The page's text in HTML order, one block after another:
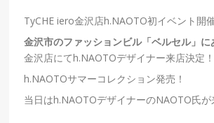
TyCHE iero金沢店h.NAOTO初イベント開
金沢市のファッションビル「ベルセル」に
金沢店にてh.NAOTOデザイナー来店決定！
h.NAOTOサマーコレクション発売！
当日はh.NAOTOデザイナーのNAOTO氏が